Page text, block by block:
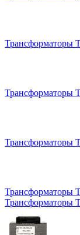
Трансформаторы
Трансформаторы
Трансформаторы
Трансформаторы
Трансформаторы